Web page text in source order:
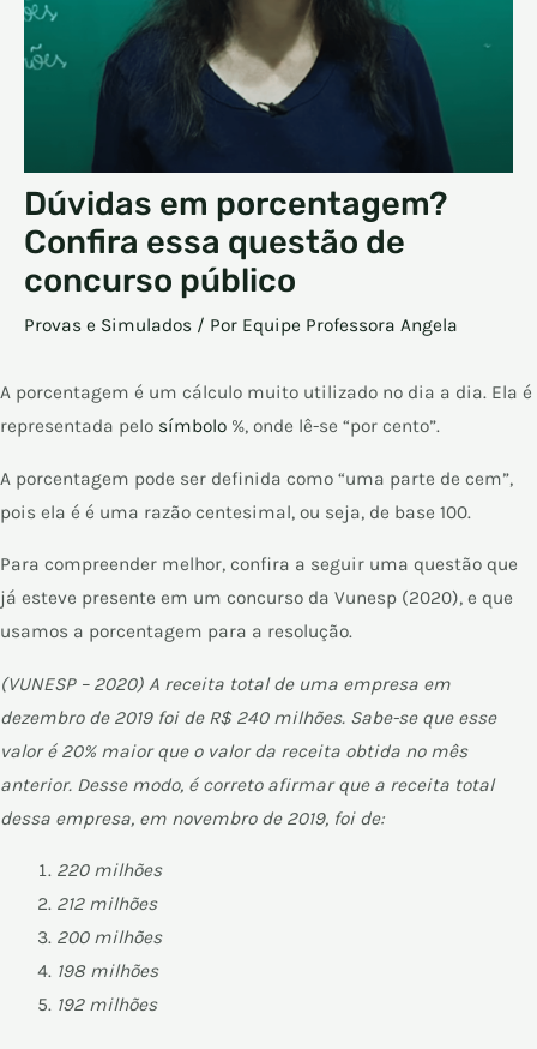
Dúvidas em porcentagem?
Confira essa questão de
concurso público
Provas e Simulados / Por Equipe Professora Angela
A porcentagem é um cálculo muito utilizado no dia a dia. Ela é
representada pelo símbolo %, onde lê-se “por cento”.
A porcentagem pode ser definida como “uma parte de cem”,
pois ela é é uma razão centesimal, ou seja, de base 100.
Para compreender melhor, confira a seguir uma questão que
já esteve presente em um concurso da Vunesp (2020)​, e que
usamos a porcentagem para a resolução.
(VUNESP – 2020) A receita total de uma empresa em
dezembro de 2019 foi de R$ 240 milhões. Sabe-se que esse
valor é 20% maior que o valor da receita obtida no mês
anterior. Desse modo, é correto afirmar que a receita total
dessa empresa, em novembro de 2019, foi de:
220 milhões
212 milhões
200 milhões
198 milhões
192 milhões